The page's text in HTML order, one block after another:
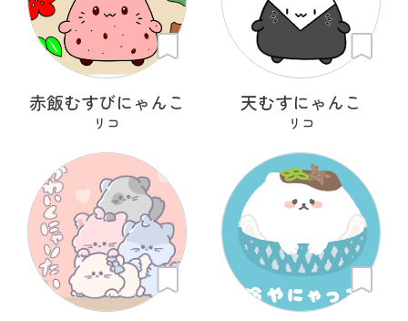
赤飯むすびにゃんこ
リコ
天むすにゃんこ
リコ